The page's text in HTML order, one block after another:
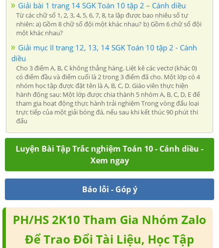
Giải bài 1 trang 14 SGK Toán 10 tập 2 – Cánh diều
Từ các chữ số 1, 2, 3, 4, 5, 6, 7, 8, ta lập được bao nhiêu số tự
nhiên: a) Gồm 8 chữ số đội một khác nhau? b) Gồm 6 chữ số đội
một khác nhau?
Giải mục II trang 12, 13, 14 SGK Toán 10 tập 2 - Cánh
diều
Cho 3 điểm A, B, C không thẳng hàng. Liệt kê các vectơ (khác 0)
có điểm đầu và điểm cuối là 2 trong 3 điểm đã cho. Một lớp có 4
nhóm học tập được đặt tên là A, B, C, D. Giáo viên thực hiện
hành động sau: Một lớp được chia thành 5 nhóm A, B, C, D, E để
tham gia hoạt động thực hành trải nghiệm Trong vòng đấu loại
trực tiếp của một giải bóng đá, nếu sau khi kết thúc 90 phút thi
đấu
Luyện Bài Tập Trắc nghiệm Toán 10 - Cánh diều -
Xem ngay
Báo lỗi - Góp ý
PH/HS 2K10 Tham Gia Nhóm Zalo
Để Trao Đổi Tài Liệu, Học Tập